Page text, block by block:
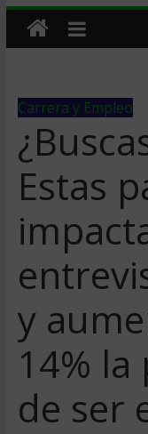
Carrera y Empleo
Estas
y
14%
de ser